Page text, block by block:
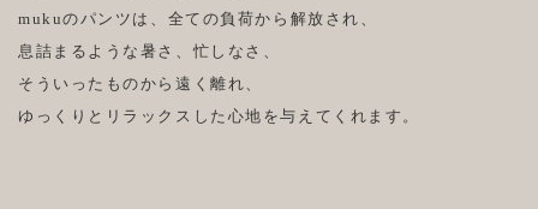
mukuのパンツは、全ての負荷から解放され、
息詰まるような暑さ、忙しなさ、
そういったものから遠く離れ、
ゆっくりとリラックスした心地を与えてくれます。